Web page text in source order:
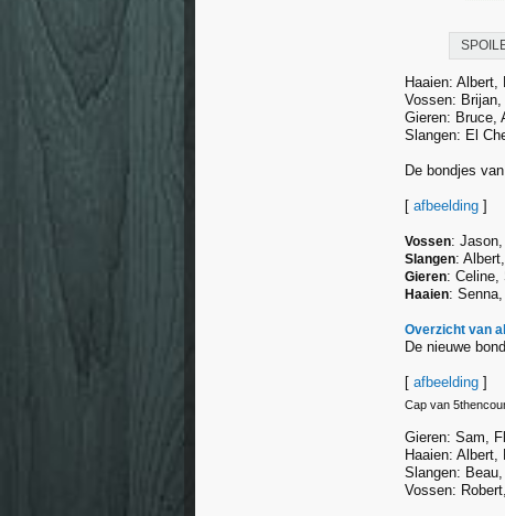
Haaien: Albert,
Vossen:
Gieren: Bruce,
Slangen: El
De bondjes
[ afbeelding ]
Vossen:
Slangen:
Gieren: Celine,
Haaien:
Overzicht van
De nieuwe
[ afbeelding ]
Cap van
Gieren: Sam,
Haaien:
Slangen:
Vossen: